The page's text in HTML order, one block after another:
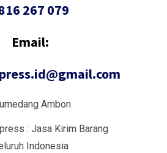
267 079
Email:
: Jasa Kirim Barang
Indonesia